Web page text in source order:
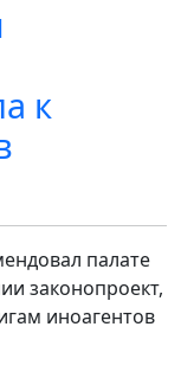
к
палате
законопроект,
иноагентов